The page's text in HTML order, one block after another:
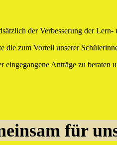
der Verbesserung der
die zum Vorteil unserer
Anträge zu beraten
für